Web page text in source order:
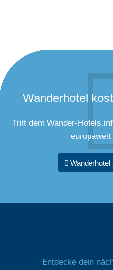
Wanderhotel
Tritt dem Wander-
europaweit
Wanderhotel
Entdecke dein